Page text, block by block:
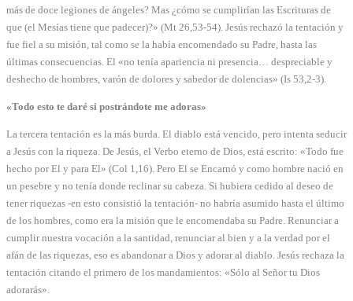
más de doce legiones de ángeles? Mas ¿cómo se cumplirían las Escrituras de
que (el Mesías tiene que padecer)?» (Mt 26,53-54). Jesús rechazó la tentación y
fue fiel a su misión, tal como se la había encomendado su Padre, hasta las
últimas consecuencias. El «no tenía apariencia ni presencia… despreciable y
deshecho de hombres, varón de dolores y sabedor de dolencias» (Is 53,2-3).
«Todo esto te daré si postrándote me adoras»
La tercera tentación es la más burda. El diablo está vencido, pero intenta seducir
a Jesús con la riqueza. De Jesús, el Verbo eterno de Dios, está escrito: «Todo fue
hecho por El y para El» (Col 1,16). Pero El se Encarnó y como hombre nació en
un pesebre y no tenía donde reclinar su cabeza. Si hubiera cedido al deseo de
tener riquezas -en esto consistió la tentación- no habría asumido hasta el último
de los hombres, como era la misión que le encomendaba su Padre. Renunciar a
cumplir nuestra vocación a la santidad, renunciar al bien y a la verdad por el
afán de las riquezas, eso es abandonar a Dios y adorar al diablo. Jesús rechaza la
tentación citando el primero de los mandamientos: «Sólo al Señor tu Dios
adorarás».